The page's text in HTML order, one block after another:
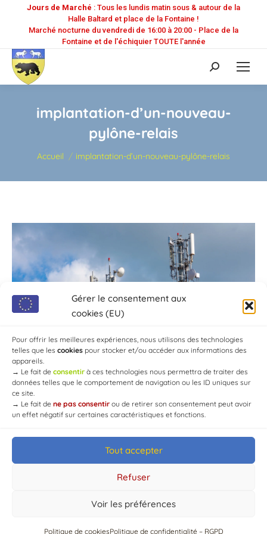
Gérer le consentement aux
cookies (EU)
Pour offrir les meilleures expériences, nous utilisons des technologies
telles que les cookies pour stocker et/ou accéder aux informations des
appareils.
→ Le fait de consentir à ces technologies nous permettra de traiter des
données telles que le comportement de navigation ou les ID uniques sur
ce site.
→ Le fait de ne pas consentir ou de retirer son consentement peut avoir
un effet négatif sur certaines caractéristiques et fonctions.
Tout accepter
Refuser
Voir les préférences
Politique de cookiesPolitique de confidentialité – RGPD
Jours de Marché : Tous les lundis matin sous & autour de la
Halle Baltard et place de la Fontaine !
Marché nocturne du vendredi de 16:00 à 20:00 - Place de la
Fontaine et de l'échiquier TOUTE l'année
Recherche
:
implantation-d’un-nouveau-
pylône-relais
Vous êtes ici :
Accueil implantation-d’un-nouveau-pylône-relais
© Mairie de Chaource [2004-2024] | Tous droits réservés.
Developed byWEB3-DESIGN